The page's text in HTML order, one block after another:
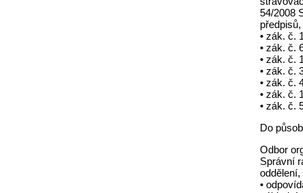
54/2008
předpisů,
• zák. č.
• zák. č.
• zák. č.
• zák. č.
• zák. č.
• zák. č.
• zák. č.
Do
Odbor
Správní
•